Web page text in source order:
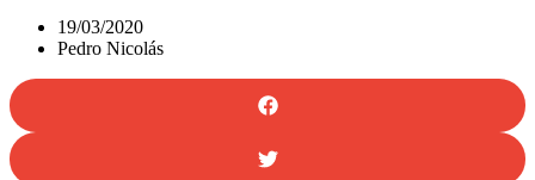
19/03/2020
Pedro Nicolás